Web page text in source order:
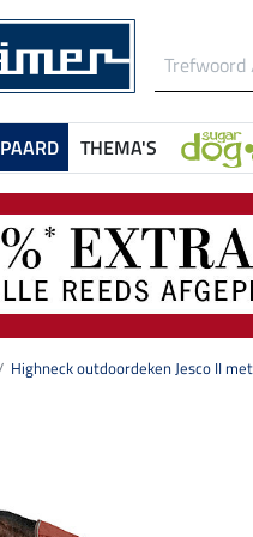
PAARD THEMA'S
Highneck outdoordeken Jesco II